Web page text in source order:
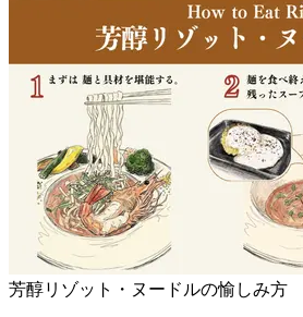
芳醇リゾット・ヌードルの愉しみ方